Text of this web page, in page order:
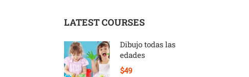
LATEST COURSES
Dibujo todas las
edades
$49